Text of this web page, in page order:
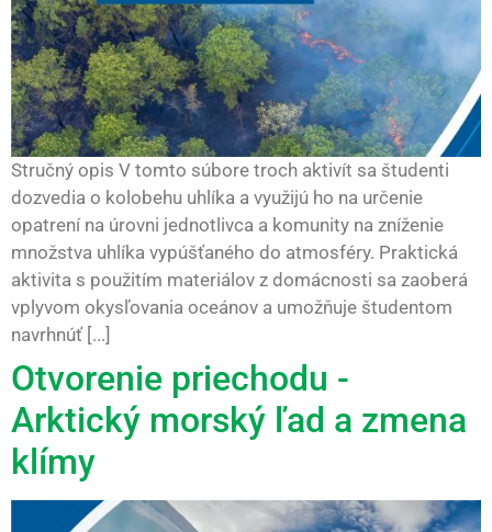
Stručný opis V tomto súbore troch aktivít sa študenti
dozvedia o kolobehu uhlíka a využijú ho na určenie
opatrení na úrovni jednotlivca a komunity na zníženie
množstva uhlíka vypúšťaného do atmosféry. Praktická
aktivita s použitím materiálov z domácnosti sa zaoberá
vplyvom okysľovania oceánov a umožňuje študentom
navrhnúť [...]
Otvorenie priechodu -
Arktický morský ľad a zmena
klímy